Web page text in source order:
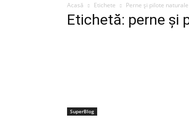
Acasă Etichete Perne și pilote naturale
Etichetă: perne și
SuperBlog